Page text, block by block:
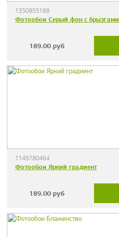
1350855188
Фотообои Серый фон с брызгами
189.00 руб
1149780464
Фотообои Яркий градиент
189.00 руб